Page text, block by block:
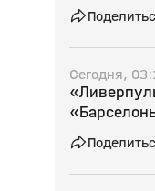
Сегодня,